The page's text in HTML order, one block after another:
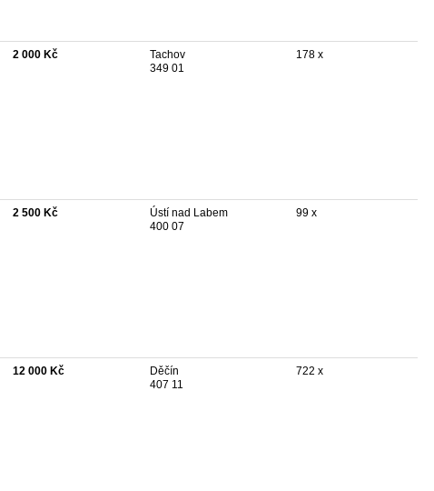
2 000 Kč
Tachov
349 01
178 x
2 500 Kč
Ústí nad Labem
400 07
99 x
12 000 Kč
Děčín
407 11
722 x